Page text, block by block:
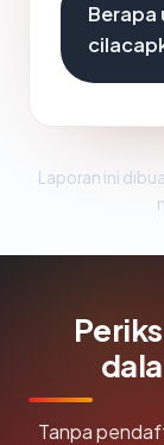
Berapa
Laporan ini
Tanpa